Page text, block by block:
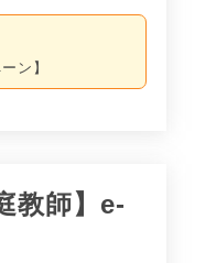
ン】
教師】e-